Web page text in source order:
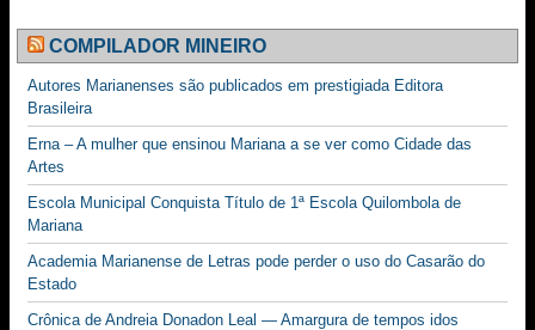
COMPILADOR MINEIRO
Autores Marianenses são publicados em prestigiada Editora
Brasileira
Erna – A mulher que ensinou Mariana a se ver como Cidade das
Artes
Escola Municipal Conquista Título de 1ª Escola Quilombola de
Mariana
Academia Marianense de Letras pode perder o uso do Casarão do
Estado
Crônica de Andreia Donadon Leal — Amargura de tempos idos